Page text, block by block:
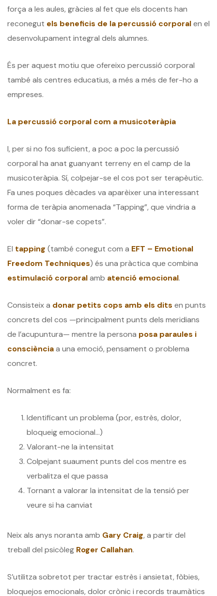
força a les aules, gràcies al fet que els docents han
reconegut els beneficis de la percussió corporalen el
desenvolupament integral dels alumnes.
És per aquest motiu que ofereixo percussió corporal
també als centres educatius, a més a més de fer-ho a
empreses.
La percussió corporal com a musicoteràpia
I, per si no fos suficient, a poc a poc la percussió
corporal ha anat guanyant terreny en el camp de la
musicoteràpia. Sí, colpejar-se el cos pot ser terapèutic.
Fa unes poques dècades va aparèixer una interessant
forma de teràpia anomenada “Tapping”, que vindria a
voler dir “donar-se copets”.
El tapping (també conegut com a EFT – Emotional
Freedom Techniques) és una pràctica que combina
estimulació corporalamb atenció emocional.
Consisteix a donar petits cops amb els dits en punts
concrets del cos —principalment punts dels meridians
de l’acupuntura— mentre la persona posa paraules i
consciènciaa una emoció, pensament o problema
concret.
Normalment es fa:
Identificant un problema (por, estrès, dolor,
bloqueig emocional…)
Valorant-ne la intensitat
Colpejant suaument punts del cos mentre es
verbalitza el que passa
Tornant a valorar la intensitat de la tensió per
veure si ha canviat
Neix als anys noranta amb Gary Craig, a partir del
treball del psicòleg Roger Callahan.
S’utilitza sobretot per tractar estrès i ansietat, fòbies,
bloquejos emocionals, dolor crònic i records traumàtics